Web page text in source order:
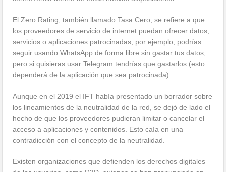
El Zero Rating, también llamado Tasa Cero, se refiere a que
los proveedores de servicio de internet puedan ofrecer datos,
servicios o aplicaciones patrocinadas, por ejemplo, podrías
seguir usando WhatsApp de forma libre sin gastar tus datos,
pero si quisieras usar Telegram tendrías que gastarlos (esto
dependerá de la aplicación que sea patrocinada).
Aunque en el 2019 el IFT había presentado un borrador sobre
los lineamientos de la neutralidad de la red, se dejó de lado el
hecho de que los proveedores pudieran limitar o cancelar el
acceso a aplicaciones y contenidos. Esto caía en una
contradicción con el concepto de la neutralidad.
Existen organizaciones que defienden los derechos digitales